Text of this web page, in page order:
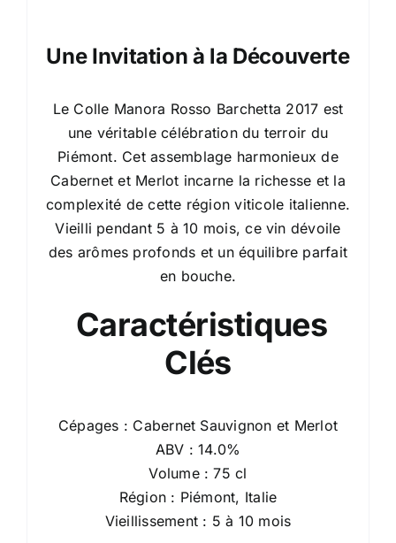
Une Invitation à la Découverte
Le Colle Manora Rosso Barchetta 2017 est
une véritable célébration du terroir du
Piémont. Cet assemblage harmonieux de
Cabernet et Merlot incarne la richesse et la
complexité de cette région viticole italienne.
Vieilli pendant 5 à 10 mois, ce vin dévoile
des arômes profonds et un équilibre parfait
en bouche.
Caractéristiques
Clés
Cépages : Cabernet Sauvignon et Merlot
ABV : 14.0%
Volume : 75 cl
Région : Piémont, Italie
Vieillissement : 5 à 10 mois